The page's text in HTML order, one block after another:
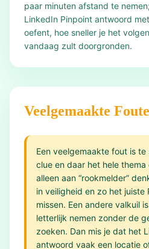
paar minuten afstand te
LinkedIn Pinpoint antwoord
oefent, hoe sneller je het
vandaag zult doorgronden.
Veelgemaakte
Een veelgemaakte fout is
clue en daar het hele thema
alleen aan “rookmelder”
in veiligheid en zo het juiste
missen. Een andere valkuil
letterlijk nemen zonder de
zoeken. Dan mis je dat het
antwoord vaak een locatie